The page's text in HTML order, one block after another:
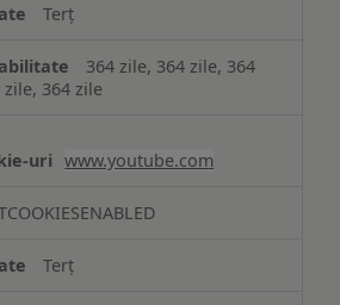
Terț
364 zile, 364 zile, 364
zile, 364 zile
www.youtube.com
Terț